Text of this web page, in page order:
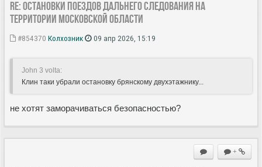
Re: Остановки поездов дальнего следования на
территории Московской области
#854370 Колхозник 09 апр 2026, 15:19
John 3 volta:
Клин таки убрали остановку брянскому двухэтажнику...
не хотят заморачиваться безопасностью?
+